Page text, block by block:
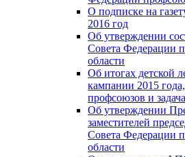
О подписке на
2016 год
Об утверждении
Совета Федерации
области
Об итогах детской
кампании 2015
профсоюзов и
Об утверждении
заместителей
Совета Федерации
области